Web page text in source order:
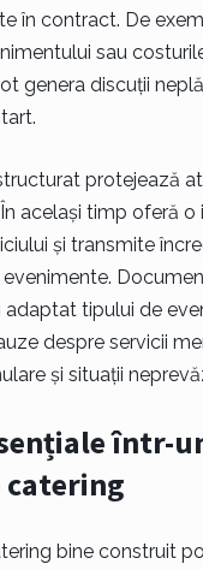
în contract. De
sau
genera discuții
protejează
același timp oferă o
și transmite
adaptat tipului de
despre servicii
și situații
într-
catering
bine construit